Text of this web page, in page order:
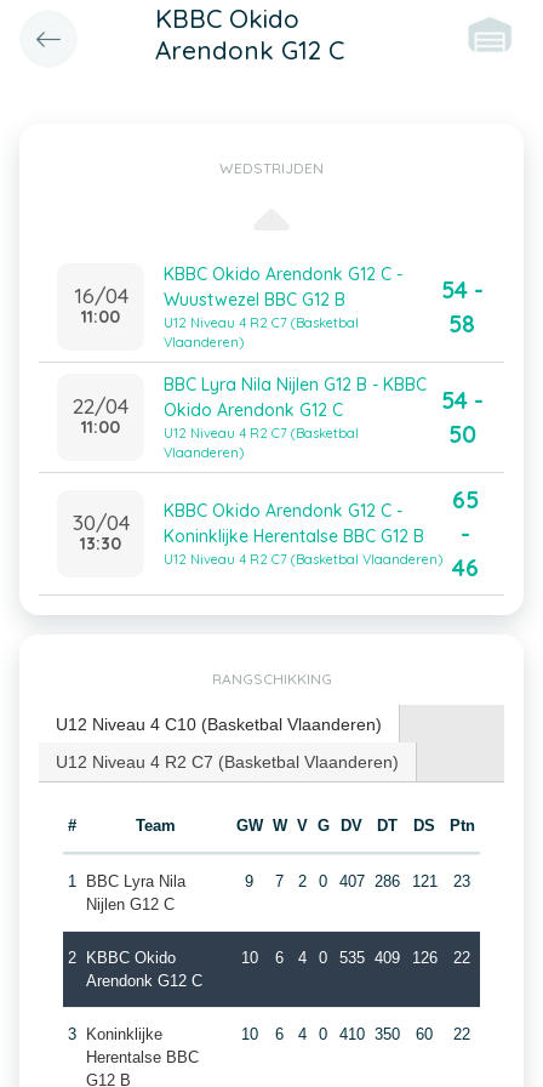
KBBC Okido
Arendonk G12 C
WEDSTRIJDEN
16/04
11:00
KBBC Okido Arendonk G12 C -
Wuustwezel BBC G12 B
U12 Niveau 4 R2 C7 (Basketbal
Vlaanderen)
54 -
58
22/04
11:00
BBC Lyra Nila Nijlen G12 B - KBBC
Okido Arendonk G12 C
U12 Niveau 4 R2 C7 (Basketbal
Vlaanderen)
54 -
50
30/04
13:30
KBBC Okido Arendonk G12 C -
Koninklijke Herentalse BBC G12 B
U12 Niveau 4 R2 C7 (Basketbal Vlaanderen)
65
-
46
RANGSCHIKKING
U12 Niveau 4 C10 (Basketbal Vlaanderen)
U12 Niveau 4 R2 C7 (Basketbal Vlaanderen)
# Team GW W V G DV DT DS Ptn
1
BBC Lyra Nila
Nijlen G12 C
9 7 2 0 407 286 121 23
2
KBBC Okido
Arendonk G12 C
10 6 4 0 535 409 126 22
3
Koninklijke
Herentalse BBC
G12 B
10 6 4 0 410 350 60 22